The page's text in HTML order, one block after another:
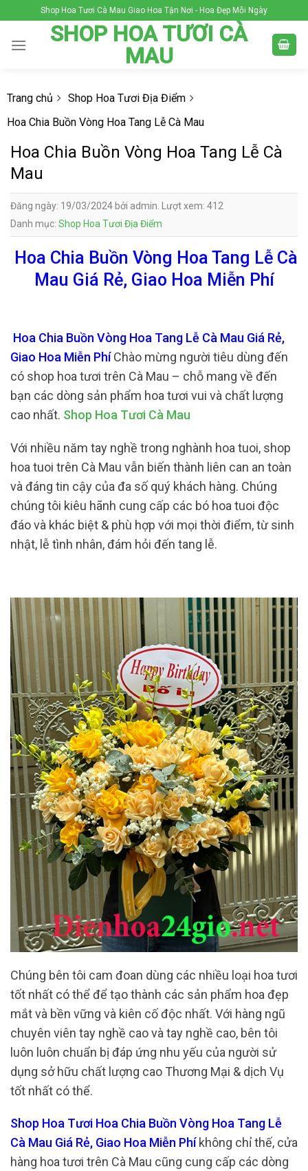
to
content
Shop Hoa Tươi Cà Mau Giao Hoa Tận Nơi - Hoa Đẹp Mỗi Ngày
SHOP HOA TƯƠI CÀ
MAU
Trang chủ
Shop Hoa Tươi Địa Điểm
Hoa Chia Buồn Vòng Hoa Tang Lễ Cà Mau
Hoa Chia Buồn Vòng Hoa Tang Lễ Cà
Mau
Đăng ngày: 19/03/2024 bởi admin. Lượt xem: 412
Danh mục: Shop Hoa Tươi Địa Điểm
Hoa Chia Buồn Vòng Hoa Tang Lễ Cà
Mau Giá Rẻ, Giao Hoa Miễn Phí
Hoa Chia Buồn Vòng Hoa Tang Lễ Cà Mau Giá Rẻ,
Giao Hoa Miễn PhíChào mừng người tiêu dùng đến
có shop hoa tươi trên Cà Mau – chỗ mang về đến
bạn các dòng sản phẩm hoa tươi vui và chất lượng
cao nhất. Shop Hoa Tươi Cà Mau
Với nhiều năm tay nghề trong nghành hoa tuoi, shop
hoa tuoi trên Cà Mau vẫn biến thành liên can an toàn
và đáng tin cậy của đa số quý khách hàng. Chúng
chúng tôi kiêu hãnh cung cấp các bó hoa tuoi độc
đáo và khác biệt & phù hợp với mọi thời điểm, từ sinh
nhật, lễ tình nhân, đám hỏi đến tang lễ.
Chúng bên tôi cam đoan dùng các nhiều loại hoa tươi
tốt nhất có thể để tạo thành các sản phẩm hoa đẹp
mắt và bền vững và kiên cố độc nhất. Với hàng ngũ
chuyên viên tay nghề cao và tay nghề cao, bên tôi
luôn luôn chuẩn bị đáp ứng nhu yếu của người sử
dụng sở hữu chất lượng cao Thương Mại & dịch Vụ
tốt nhất có thể.
Shop Hoa Tươi Hoa Chia Buồn Vòng Hoa Tang Lễ
Cà Mau Giá Rẻ, Giao Hoa Miễn Phíkhông chỉ thế, cửa
hàng hoa tươi trên Cà Mau cũng cung cấp các dòng